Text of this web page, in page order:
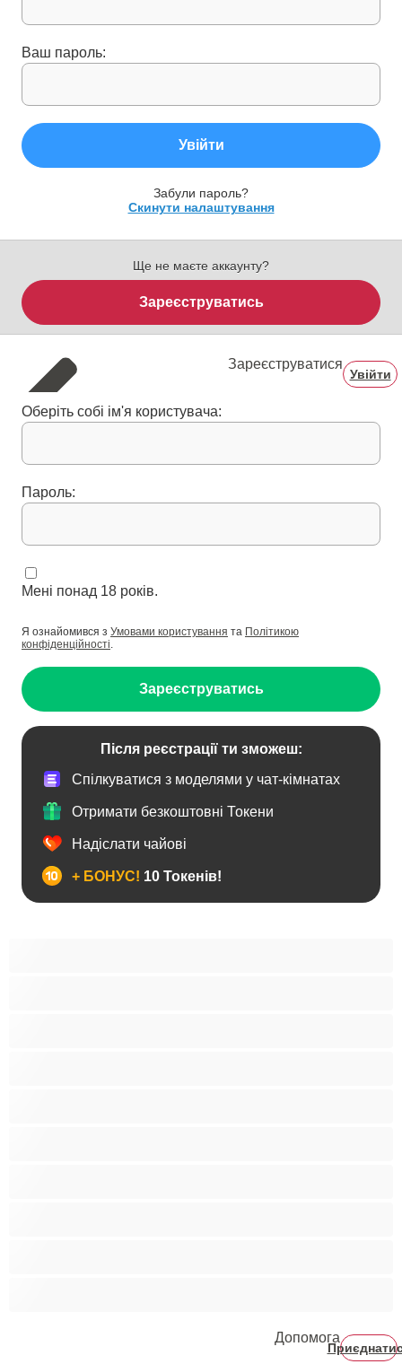
Ваш пароль:
Увійти
Забули пароль?
Скинути налаштування
Ще не маєте аккаунту?
Зареєструватись
Зареєструватися
Увійти
Оберіть собі ім'я користувача:
Пароль:
Мені понад 18 років.
Я ознайомився з Умовами користування та Політикою
конфіденційності.
Зареєструватись
Після реєстрації ти зможеш:
Спілкуватися з моделями у чат-кімнатах
Отримати безкоштовні Токени
Надіслати чайові
+ БОНУС! 10 Токенів!
Допомога